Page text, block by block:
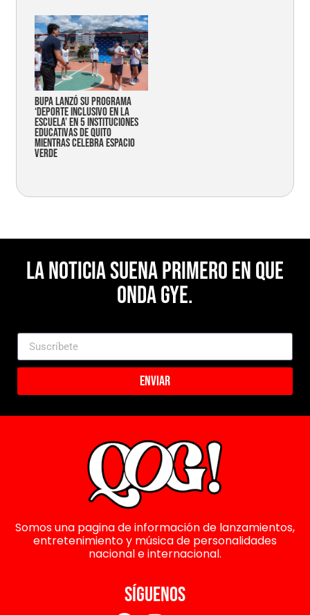
Bupa lanzó su programa
‘Deporte Inclusivo en la
Escuela’ en 5 instituciones
educativas de Quito
mientras celebra espacio
verde
La noticia suena primero en Que
Onda Gye.
Enviar
Somos una pagina de información de lanzamientos,
entretenimiento y música de personalidades
nacional e internacional.
SÍGUENOS